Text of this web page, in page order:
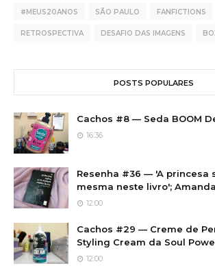
#MEUS20ANOS SÃO PAULO FANFICTIONS
RETROSPECTIVA DESAFIO DAS IMAGENS
POSTS POPULARES
Cachos #8 — Seda BOOM
16:36
Resenha #36 — 'A princesa
mesma neste livro';
12:00
Cachos #29 — Creme de
Styling Cream da Soul
12:00